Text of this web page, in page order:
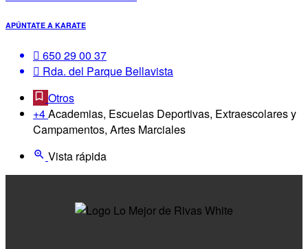
APÚNTATE A KARATE
650 29 00 37
Rda. del Parque Bellavista
Otros
+4Academias, Escuelas Deportivas, Extraescolares y
Campamentos, Artes Marciales
Vista rápida